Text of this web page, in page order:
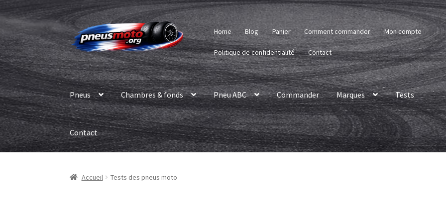
Aller
à
la
navigation
Aller
au
contenu
Home Blog Panier Comment commander Mon compte
Politique de confidentialité Contact
Pneus Chambres & fonds Pneu ABC Commander Marques Tests
Contact
Accueil Tests des pneus moto